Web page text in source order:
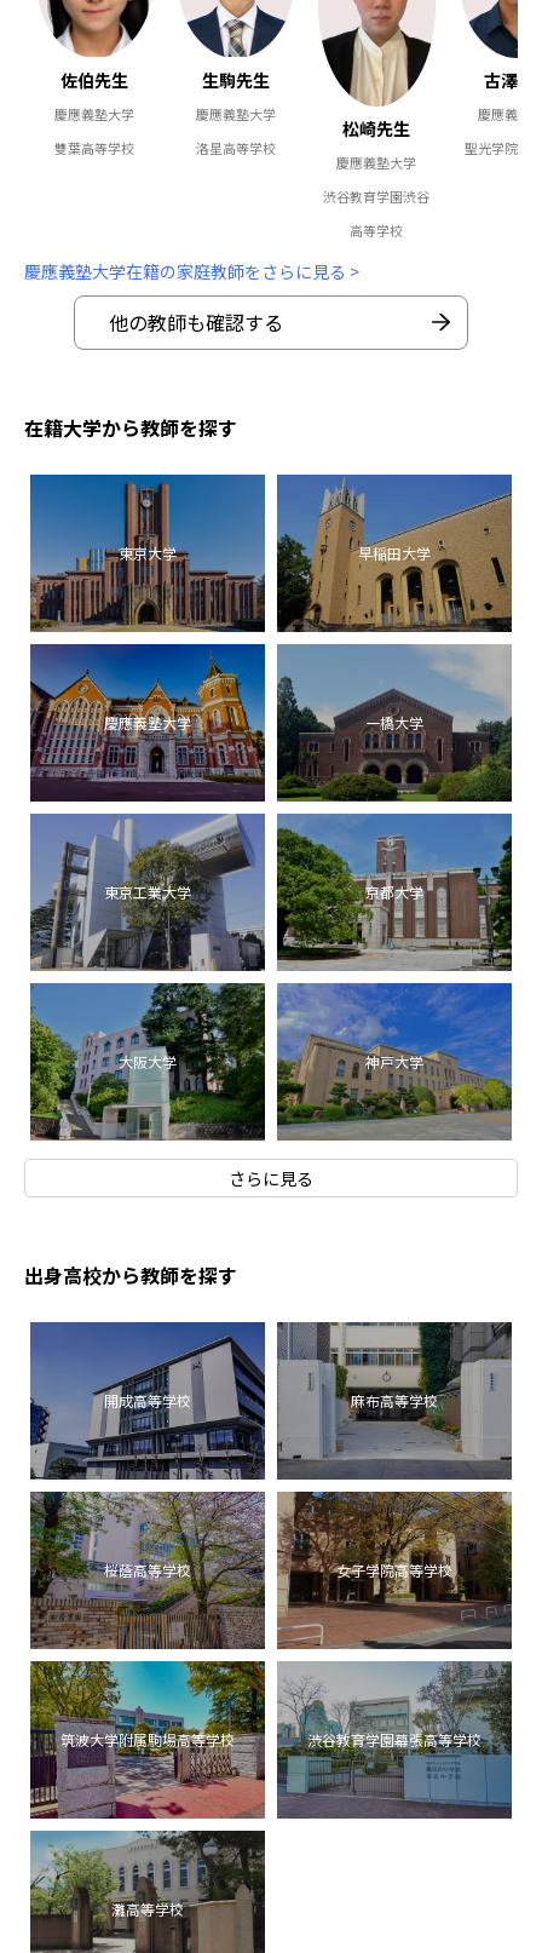
佐伯先生
慶應義塾大学
雙葉高等学校
生駒先生
慶應義塾大学
洛星高等学校
松崎先生
慶應義塾大学
渋谷教育学園渋谷
高等学校
古澤先
慶應義塾
聖光学院高
慶應義塾大学在籍の家庭教師をさらに見る >
他の教師も確認する
在籍大学から教師を探す
東京大学 早稲田大学
慶應義塾大学 一橋大学
東京工業大学 京都大学
大阪大学 神戸大学
さらに見る
出身高校から教師を探す
開成高等学校 麻布高等学校
桜蔭高等学校 女子学院高等学校
筑波大学附属駒場高等学校 渋谷教育学園幕張高等学校
灘高等学校